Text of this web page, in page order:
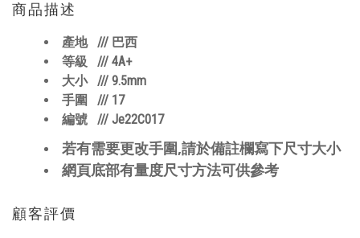
商品描述
產地 /// 巴西
等級 /// 4A+
大小 /// 9.5mm
手圍 /// 17
編號 /// Je22C017
若有需要更改手圍 ,請於備註欄寫下尺寸大小
網頁底部有量度尺寸方法可供參考
顧客評價